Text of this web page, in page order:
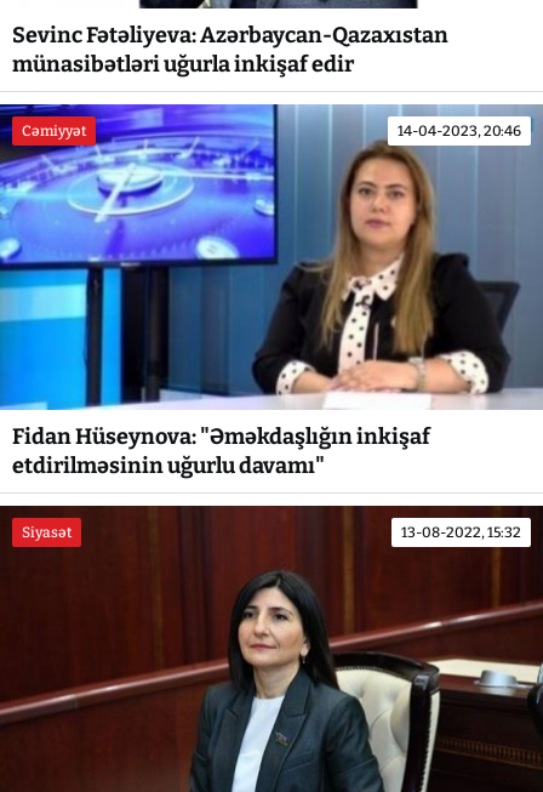
Sevinc Fətəliyeva: Azərbaycan-Qazaxıstan
münasibətləri uğurla inkişaf edir
Cəmiyyət 14-04-2023, 20:46
Fidan Hüseynova: "Əməkdaşlığın inkişaf
etdirilməsinin uğurlu davamı"
Siyasət 13-08-2022, 15:32